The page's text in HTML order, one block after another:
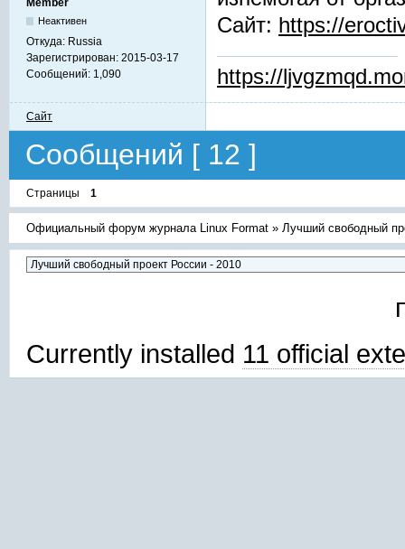
Member
Неактивен
Откуда: Russia
Зарегистрирован: 2015-03-17
Сообщений: 1,090
Сайт: https://
https://
Сайт
Сообщений [ 12 ]
Страницы 1
Официальный форум журнала Linux Format » Лучший свободный
Currently installed 11 official